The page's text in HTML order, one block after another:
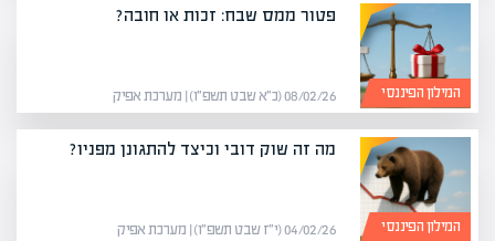
המילון הפיננסי
פטור ממס שבח: זכות או חובה?
08/02/26 (כ״א שבט תשפ״ו) | מערכת אפיק
המילון הפיננסי
מה זה שוק דובי וכיצד להתגונן מפניו?
04/02/26 (י״ז שבט תשפ״ו) | מערכת אפיק